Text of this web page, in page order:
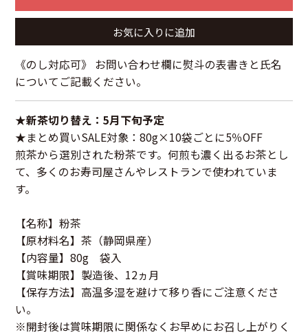
お気に入りに追加
《のし対応可》 お問い合わせ欄に熨斗の表書きと氏名
についてご記載ください。
★新茶切り替え：5月下旬予定
★まとめ買いSALE対象：80g×10袋ごとに5％OFF
煎茶から選別された粉茶です。何煎も濃く出るお茶とし
て、多くのお寿司屋さんやレストランで使われていま
す。
【名称】粉茶
【原材料名】茶（静岡県産）
【内容量】80g 袋入
【賞味期限】製造後、12ヵ月
【保存方法】高温多湿を避けて移り香にご注意くださ
い。
※開封後は賞味期限に関係なくお早めにお召し上がりく